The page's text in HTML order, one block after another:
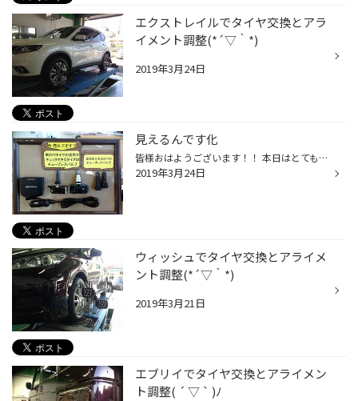
エクストレイルでタイヤ交換とアラ
イメント調整(*´▽｀*)
2019年3月24日
見えるんです化
皆様おはようございます！！ 本日はとても便利で安全性＆快適性を高めてくれる商品のご案内です！ その名はTPMS TPMSとは…ﾎｲｰﾙに取り付けられたｾﾝｻｰで、ﾀｲﾔの空気圧を検知し車室内に取り付けられた受信機へ電波で圧力値を送信します。異常がある場合はLEDで運転者様に警報を発するｼｽﾃﾑです♪ 設定空...
2019年3月24日
ウィッシュでタイヤ交換とアライメ
ント調整(*´▽｀*)
2019年3月21日
エブリイでタイヤ交換とアライメン
ト調整( ´ ▽ ` )ﾉ